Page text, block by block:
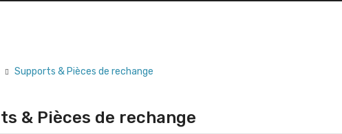
Supports & Pièces de rechange
& Pièces de rechange